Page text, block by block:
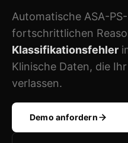
Automatische ASA-
fortschrittlichen
Klassifikationsfehler
Klinische Daten, die
verlassen.
Demo anfordern